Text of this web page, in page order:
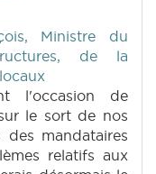
Ministre du
de la
l'occasion de
le sort de nos
mandataires
relatifs aux